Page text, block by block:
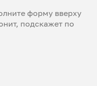
форму вверху
подскажет по